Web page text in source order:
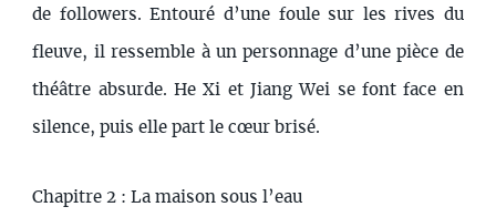
de followers. Entouré d’une foule sur les rives du
fleuve, il ressemble à un personnage d’une pièce de
théâtre absurde. He Xi et Jiang Wei se font face en
silence, puis elle part le cœur brisé.
Chapitre 2 : La maison sous l’eau